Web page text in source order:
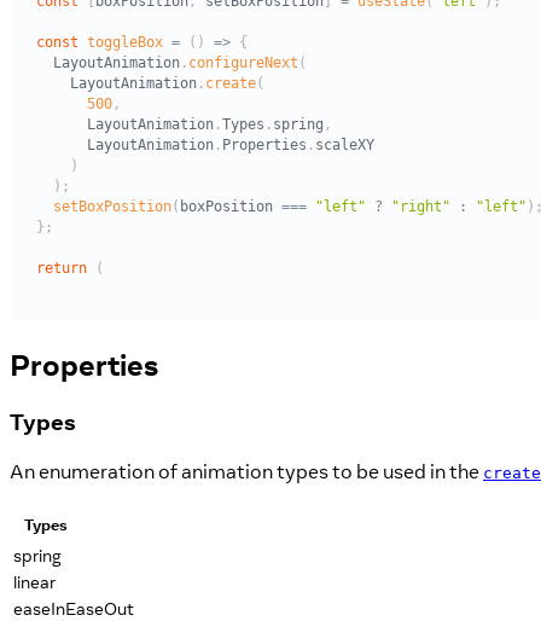
Properties
Types
An enumeration of animation types to be used in the create
Types
spring
linear
easeInEaseOut